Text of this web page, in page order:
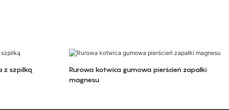
z szpilką
Rurowa kotwica gumowa pierścień zapałki
magnesu